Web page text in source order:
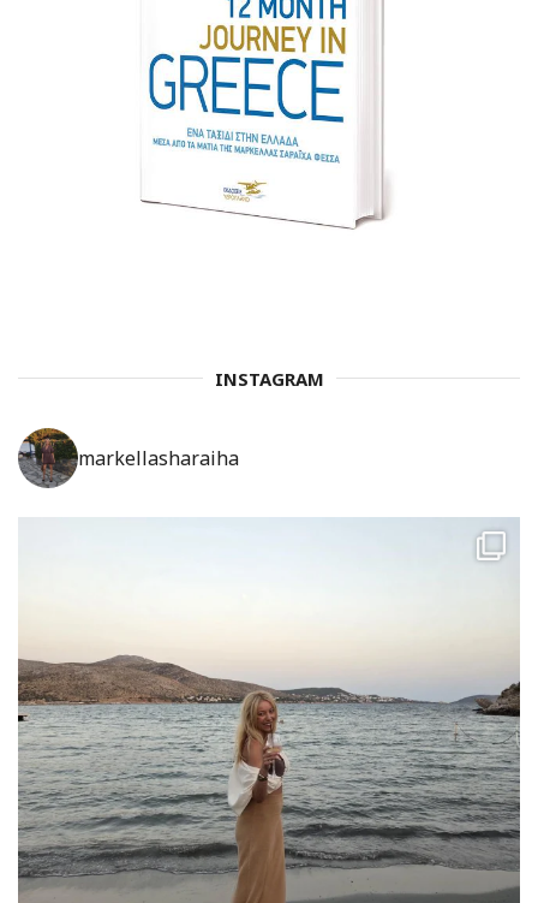
INSTAGRAM
markellasharaiha